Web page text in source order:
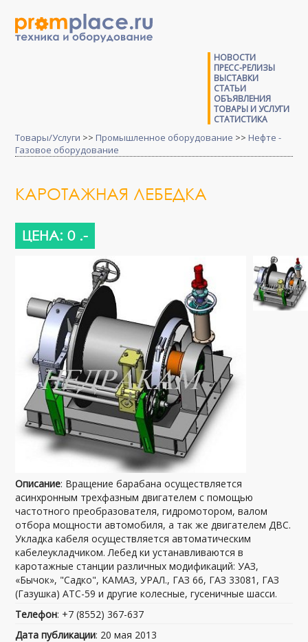
НОВОСТИ
ПРЕСС-РЕЛИЗЫ
ВЫСТАВКИ
СТАТЬИ
ОБЪЯВЛЕНИЯ
ТОВАРЫ И УСЛУГИ
СТАТИСТИКА
Товары/Услуги >> Промышленное оборудование >> Нефте -
Газовое оборудование
КАРОТАЖНАЯ ЛЕБЕДКА
ЦЕНА: 0 .-
Описание: Вращение барабана осуществляется
асинхронным трехфазным двигателем с помощью
частотного преобразователя, гидромотором, валом
отбора мощности автомобиля, а так же двигателем ДВС.
Укладка кабеля осуществляется автоматическим
кабелеукладчиком. Лебед ки устанавливаются в
каротажные станции различных модификаций: УАЗ,
«Бычок», "Садко", КАМАЗ, УРАЛ., ГАЗ 66, ГАЗ 33081, ГАЗ
(Газушка) АТС-59 и другие колесные, гусеничные шасси.
Телефон: +7 (8552) 367-637
Дата публикации: 20 мая 2013